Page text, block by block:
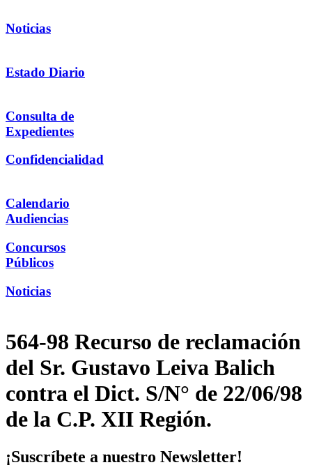
Noticias
Estado Diario
Consulta de
Expedientes
Confidencialidad
Calendario
Audiencias
Concursos
Públicos
Noticias
564-98 Recurso de reclamación
del Sr. Gustavo Leiva Balich
contra el Dict. S/N° de 22/06/98
de la C.P. XII Región.
¡Suscríbete a nuestro Newsletter!